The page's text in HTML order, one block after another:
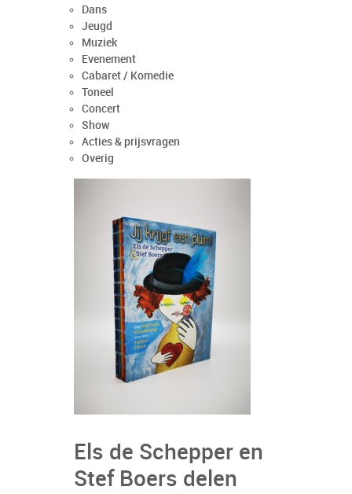
Dans
Jeugd
Muziek
Evenement
Cabaret / Komedie
Toneel
Concert
Show
Acties & prijsvragen
Overig
Els de Schepper en
Stef Boers delen